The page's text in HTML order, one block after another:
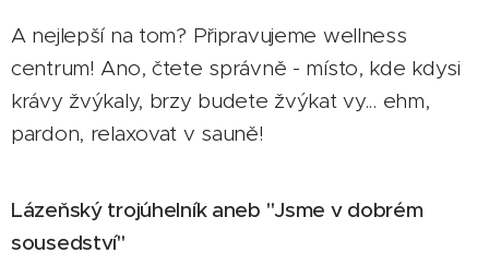
A nejlepší na tom? Připravujeme wellness
centrum! Ano, čtete správně - místo, kde kdysi
krávy žvýkaly, brzy budete žvýkat vy... ehm,
pardon, relaxovat v sauně! 🧖‍♀️
Lázeňský trojúhelník aneb "Jsme v dobrém
sousedství"